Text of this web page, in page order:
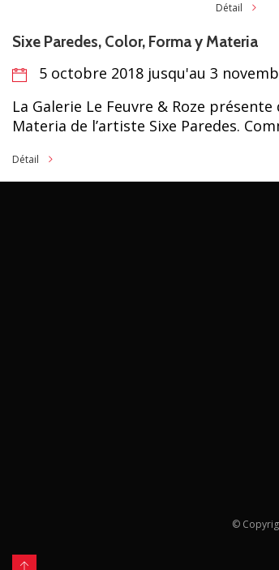
Détail
Sixe Paredes, Color, Forma y Materia
5 octobre 2018 jusqu'au 3
La Galerie Le Feuvre & Roze
Materia de l’artiste Sixe Paredes.
Détail
©